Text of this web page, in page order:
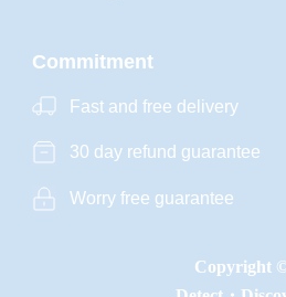
Commitment
Fast and free delivery
30 day refund guarantee
Worry free guarantee
Copyright